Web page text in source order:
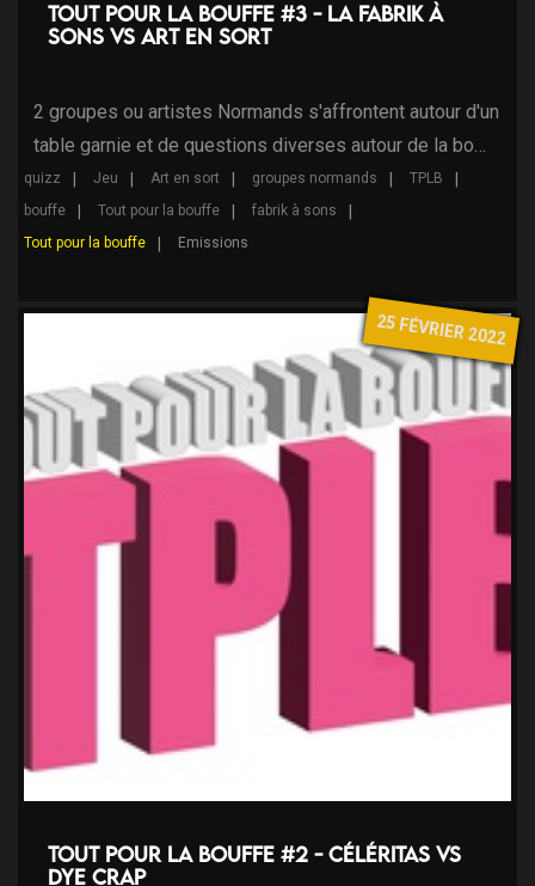
Tout pour la bouffe #3 - La Fabrik à
Sons VS Art en Sort
2 groupes ou artistes Normands s'affrontent autour d'un
table garnie et de questions diverses autour de la bo…
quizz Jeu Art en sort groupes normands
TPLB
bouffe
Tout pour la bouffe
fabrik à sons
Tout pour la bouffe
Emissions
25 FÉVRIER 2022
Tout pour la bouffe #2 - Céléritas VS
Dye Crap